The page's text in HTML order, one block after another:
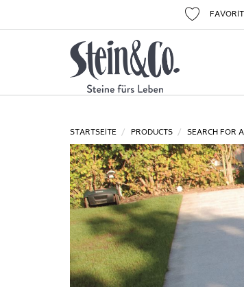
STARTSEITE PRODUCTS SEARCH FOR